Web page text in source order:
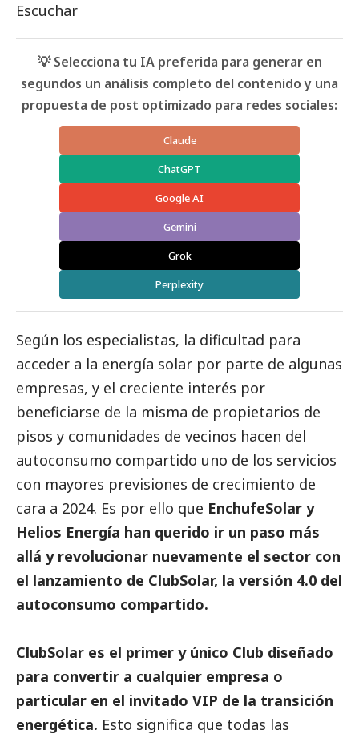
Escuchar
💡 Selecciona tu IA preferida para generar en
segundos un análisis completo del contenido y una
propuesta de post optimizado para redes sociales:
Claude
ChatGPT
Google AI
Gemini
Grok
Perplexity
Según los especialistas, la dificultad para
acceder a la energía solar por parte de algunas
empresas, y el creciente interés por
beneficiarse de la misma de propietarios de
pisos y comunidades de vecinos hacen del
autoconsumo compartido uno de los servicios
con mayores previsiones de crecimiento de
cara a 2024. Es por ello que EnchufeSolar y
Helios Energía han querido ir un paso más
allá y revolucionar nuevamente el sector con
el lanzamiento de ClubSolar, la versión 4.0 del
autoconsumo compartido.
ClubSolar es el primer y único Club diseñado
para convertir a cualquier empresa o
particular en el invitado VIP de la transición
energética. Esto significa que todas las